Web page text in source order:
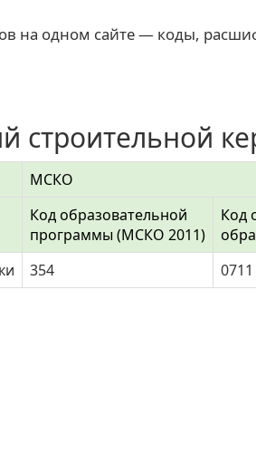
на одном сайте — коды,
строительной
МСКО
Код образовательной
программы (МСКО 2011)
Код
354 0711